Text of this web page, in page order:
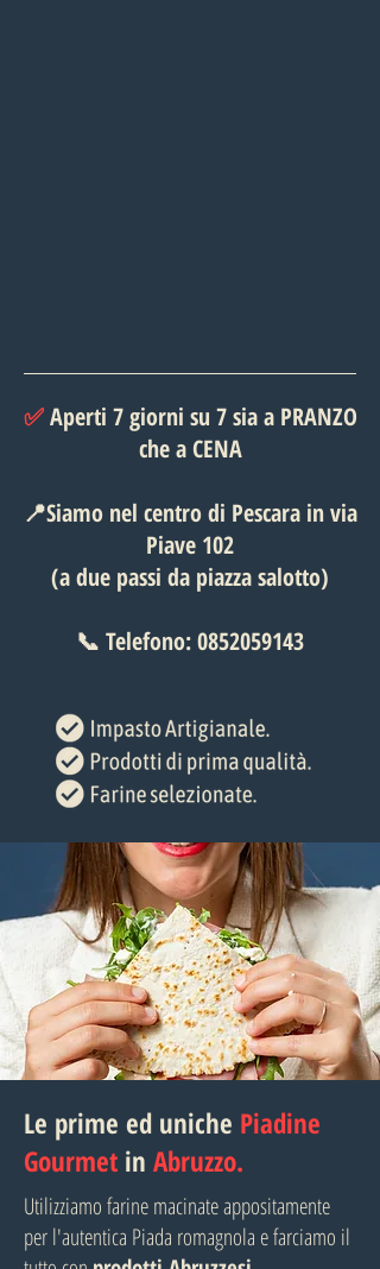
✅Aperti 7 giorni su 7 sia a PRANZO
che a CENA
📍Siamo nel centro di Pescara in via
Piave 102
(a due passi da piazza salotto)
📞 Telefono:0852059143
Le prime ed uniche Piadine
Gourmet in Abruzzo.
Utilizziamo farine macinate appositamente
per l'autentica Piada romagnola e farciamo il